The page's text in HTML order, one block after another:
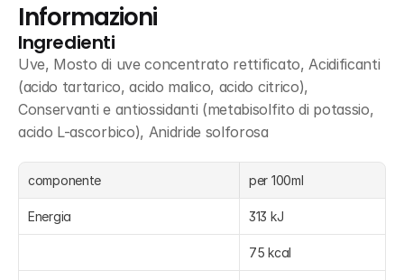
Informazioni
Ingredienti
Uve, Mosto di uve concentrato rettificato, Acidificanti
(acido tartarico, acido malico, acido citrico),
Conservanti e antiossidanti (metabisolfito di potassio,
acido L-ascorbico), Anidride solforosa
componente per 100ml
Energia 313 kJ
75 kcal